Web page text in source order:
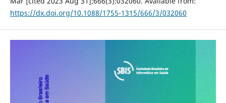
https://dx.doi.org/10.1088/1755-1315/666/3/032060